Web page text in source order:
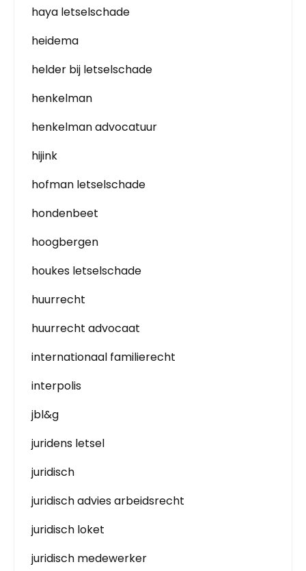
haya letselschade
heidema
helder bij letselschade
henkelman
henkelman advocatuur
hijink
hofman letselschade
hondenbeet
hoogbergen
houkes letselschade
huurrecht
huurrecht advocaat
internationaal familierecht
interpolis
jbl&g
juridens letsel
juridisch
juridisch advies arbeidsrecht
juridisch loket
juridisch medewerker